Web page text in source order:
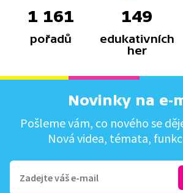
1 161
pořadů
149
edukativních
her
Novinky na e-
Pošleme vám, co nového se
Nová videa, témata,